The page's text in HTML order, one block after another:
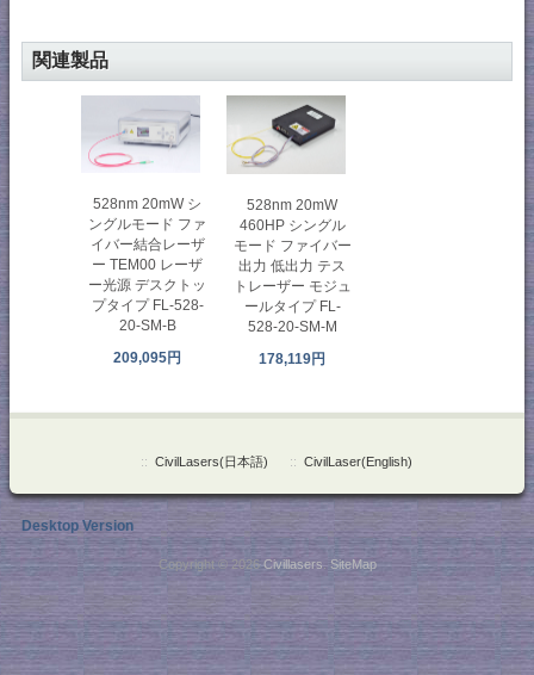
関連製品
528nm 20mW シ
ングルモード ファ
イバー結合レーザ
ー TEM00 レーザ
ー光源 デスクトッ
プタイプ FL-528-
20-SM-B
209,095円
528nm 20mW
460HP シングル
モード ファイバー
出力 低出力 テス
トレーザー モジュ
ールタイプ FL-
528-20-SM-M
178,119円
:: CivilLasers(日本語) :: CivilLaser(English)
Desktop Version
Copyright © 2026Civillasers. SiteMap